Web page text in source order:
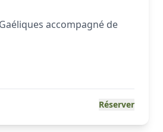
accompagné de
Réserver